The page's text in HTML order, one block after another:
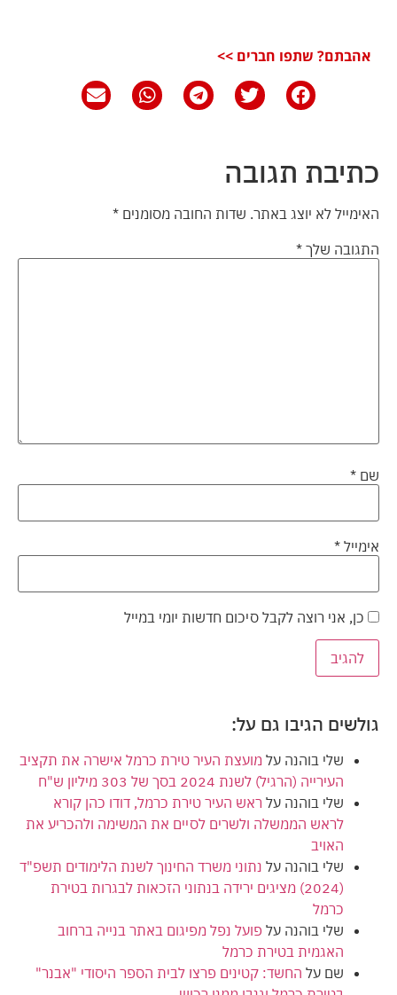
אהבתם? שתפו חברים >>
כתיבת תגובה
האימייל לא יוצג באתר. שדות החובה מסומנים *
התגובה שלך *
שם *
אימייל *
כן, אני רוצה לקבל סיכום חדשות יומי במייל
גולשים הגיבו גם על:
שלי בוהנה על מועצת העיר טירת כרמל אישרה את תקציב
העירייה (הרגיל) לשנת 2024 בסך של 303 מיליון ש"ח
שלי בוהנה על ראש העיר טירת כרמל, דודו כהן קורא
לראש הממשלה ולשרים לסיים את המשימה ולהכריע את
האויב
שלי בוהנה על נתוני משרד החינוך לשנת הלימודים תשפ"ד
(2024) מציגים ירידה בנתוני הזכאות לבגרות בטירת
כרמל
שלי בוהנה על פועל נפל מפיגום באתר בנייה ברחוב
האגמית בטירת כרמל
שם על החשד: קטינים פרצו לבית הספר היסודי "אבנר"